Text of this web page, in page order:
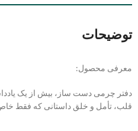
توضیحات
معرفی محصول:
دفتر چرمی دست ساز، بیش از یک
قلب، تأمل و خلق داستانی که فقط